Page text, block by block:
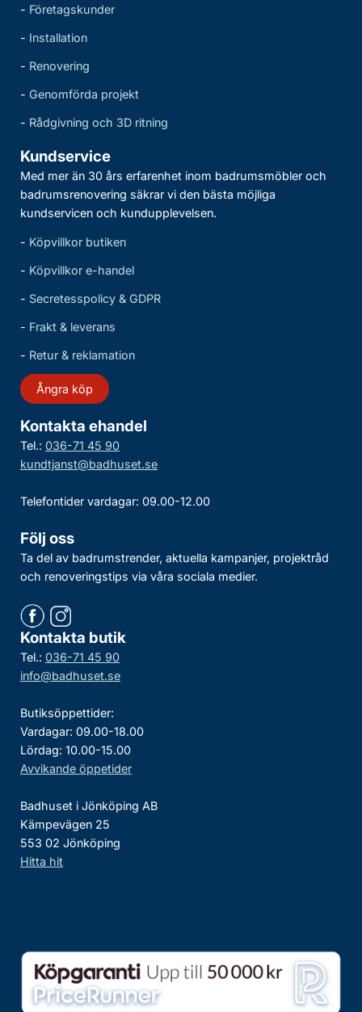
- Företagskunder
- Installation
- Renovering
- Genomförda projekt
- Rådgivning och 3D ritning
Kundservice
Med mer än 30 års erfarenhet inom badrumsmöbler och
badrumsrenovering säkrar vi den bästa möjliga
kundservicen och kundupplevelsen.
- Köpvillkor butiken
- Köpvillkor e-handel
- Secretesspolicy & GDPR
- Frakt & leverans
- Retur & reklamation
Ångra köp
Kontakta ehandel
Tel.: 036-71 45 90
kundtjanst@badhuset.se
Telefontider vardagar: 09.00-12.00
Följ oss
Ta del av badrumstrender, aktuella kampanjer, projektråd
och renoveringstips via våra sociala medier.
Kontakta butik
Tel.: 036-71 45 90
info@badhuset.se
Butiksöppettider:
Vardagar: 09.00-18.00
Lördag: 10.00-15.00
Avvikande öppetider
Badhuset i Jönköping AB
Kämpevägen 25
553 02 Jönköping
Hitta hit